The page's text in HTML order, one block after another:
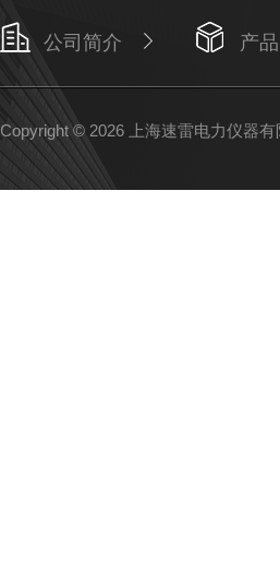
公司简介 产
Copyright © 2026 上海速雷电力仪器